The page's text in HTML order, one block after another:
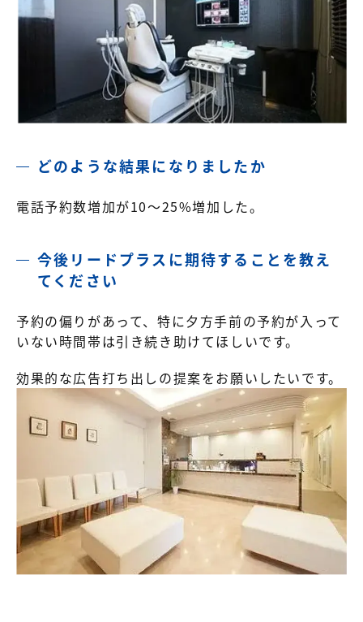
どのような結果になりましたか
電話予約数増加が10～25%増加した。
今後リードプラスに期待することを教え
てください
予約の偏りがあって、特に夕方手前の予約が入って
いない時間帯は引き続き助けてほしいです。
効果的な広告打ち出しの提案をお願いしたいです。